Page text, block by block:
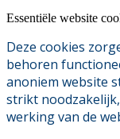
Essentiële website
Deze cookies
behoren
anoniem website
strikt
werking van de